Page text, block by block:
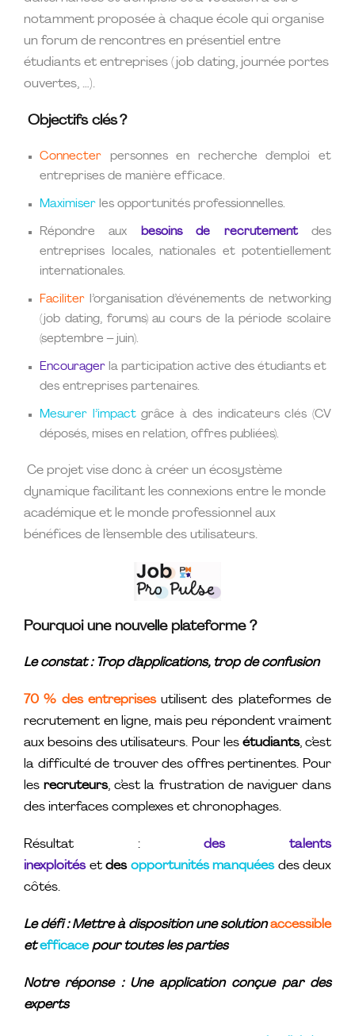
notamment proposée à chaque école qui organise
un forum de rencontres en présentiel entre
étudiants et entreprises (job dating, journée portes
ouvertes, …).
Objectifs clés ?
Connecter personnes en recherche d'emploi et
entreprises de manière efficace.
Maximiser les opportunités professionnelles.
Répondre aux besoins de recrutementdes
entreprises locales, nationales et potentiellement
internationales.
Faciliter l’organisation d’événements de networking
(job dating, forums) au cours de la période scolaire
(septembre – juin).
Encourager la participation active des étudiants et
des entreprises partenaires.
Mesurer l’impactgrâce à des indicateurs clés (CV
déposés, mises en relation, offres publiées).
Ce projet vise donc à créer un écosystème
dynamique facilitant les connexions entre le monde
académique et le monde professionnel aux
bénéfices de l’ensemble des utilisateurs.
Pourquoi une nouvelle plateforme ?
Le constat : Trop d’applications, trop de confusion
70 % des entreprisesutilisent des plateformes de
recrutement en ligne, mais peu répondent vraiment
aux besoins des utilisateurs. Pour les étudiants, c’est
la difficulté de trouver des offres pertinentes. Pour
lesrecruteurs, c’est la frustration de naviguer dans
des interfaces complexes et chronophages.
Résultat :des talents
inexploitéset des opportunités manquéesdes deux
côtés.
Le défi : Mettre à disposition une solutionaccessible
etefficacepour toutes les parties
Notre réponse : Une application conçue par des
experts